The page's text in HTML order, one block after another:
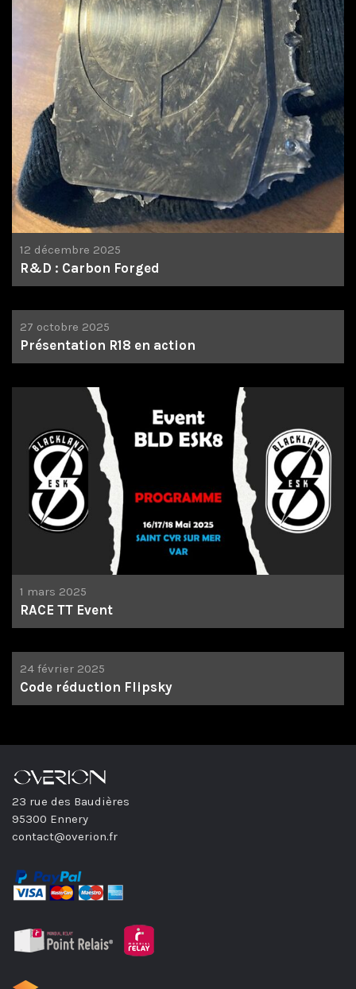
12 décembre 2025
R&D : Carbon Forged
27 octobre 2025
Présentation R18 en action
1 mars 2025
RACE TT Event
24 février 2025
Code réduction Flipsky
23 rue des Baudières
95300 Ennery
contact@overion.fr